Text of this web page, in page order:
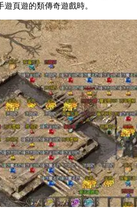
頁遊的類傳奇遊戲時。